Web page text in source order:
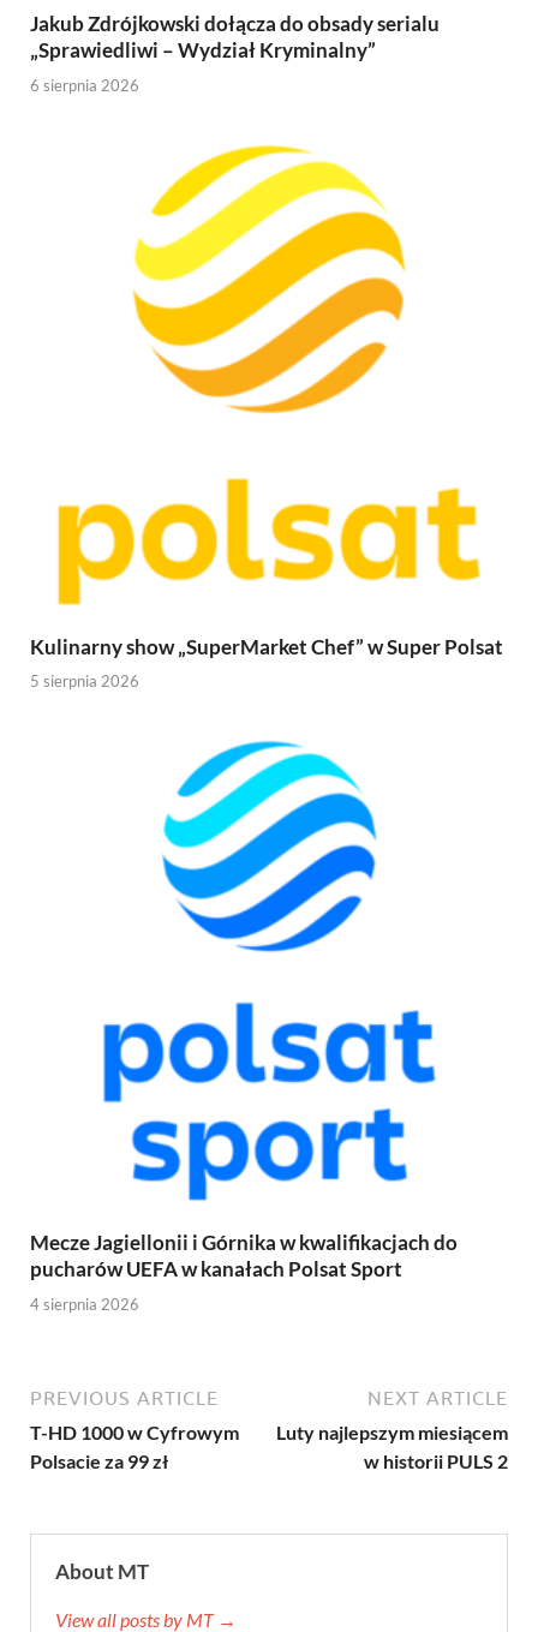
Jakub Zdrójkowski dołącza do obsady serialu
„Sprawiedliwi – Wydział Kryminalny”
6 sierpnia 2026
Kulinarny show „SuperMarket Chef” w Super Polsat
5 sierpnia 2026
Mecze Jagiellonii i Górnika w kwalifikacjach do
pucharów UEFA w kanałach Polsat Sport
4 sierpnia 2026
PREVIOUS ARTICLE
T-HD 1000 w Cyfrowym
Polsacie za 99 zł
NEXT ARTICLE
Luty najlepszym miesiącem
w historii PULS 2
About MT
View all posts by MT →